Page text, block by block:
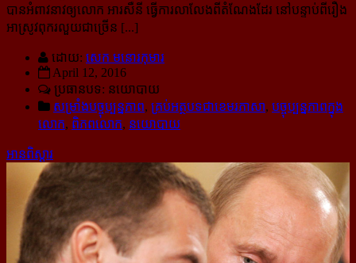
បាន​អំពាវនាវ​ឲ្យ​លោក អារសឺនី ធ្វើការលាលែងពីតំណែងដែរ នៅបន្ទាប់ពីរឿង​
អាស្រូវពុករលួយ​ជាច្រើន [...]
ដោយ: សេក មនោរកុមារ
April 12, 2016
ប្រធានបទ: នយោបាយ
សម្រាំងបច្ចុប្បន្នភាព, គ្រប់អត្ថបទជាខេមរភាសា, បច្ចុប្បន្នភាពក្នុង
លោក, ពិភពលោក, នយោបាយ
អានពិស្ដារ